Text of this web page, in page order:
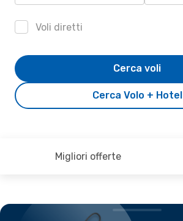
Voli diretti
Cerca Volo + Hotel
Cerca voli
Migliori offerte